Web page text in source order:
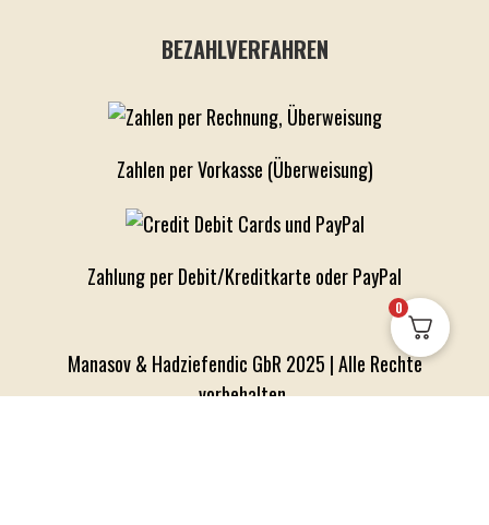
BEZAHLVERFAHREN
Zahlen per Vorkasse (Überweisung)
Zahlung per Debit/Kreditkarte oder PayPal
Manasov & Hadziefendic GbR 2025 | Alle Rechte
vorbehalten.
0